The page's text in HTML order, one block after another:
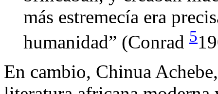
más estremecía era
humanidad” (Conrad 5
En cambio, Chinua